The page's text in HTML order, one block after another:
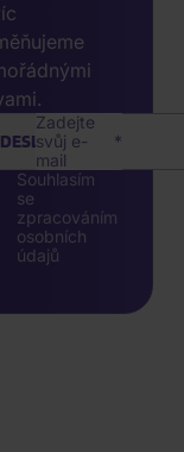
Zadejte
svůj e-
mail
Souhlasím
se
zpracováním
osobních
údajů